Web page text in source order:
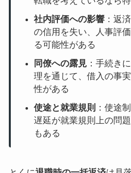
社内評価への影響：返
の信用を失い、人事評
る可能性がある
同僚への露見：手続き
理を通じて、借入の事
性がある
使途と就業規則 ：使途
遅延が就業規則上の問
もある